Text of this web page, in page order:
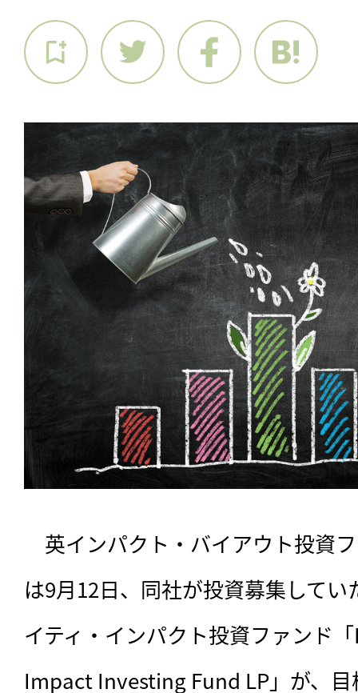
英インパクト・バイアウト投資
は9月12日、同社が投資募集して
イティ・インパクト投資ファンド
Impact Investing Fund LP」が、目